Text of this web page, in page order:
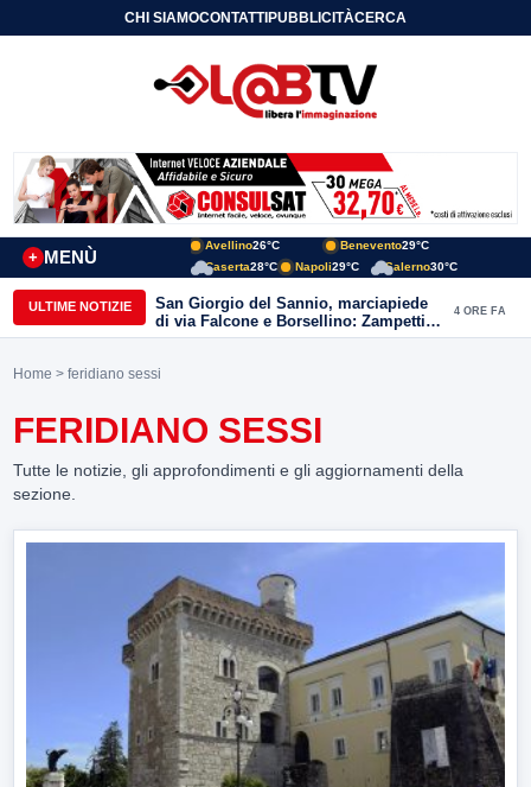
CHI SIAMOCONTATTIPUBBLICITÀCERCA
MENÙ
+
Avellino26°C Benevento29°C
Caserta28°C Napoli29°C Salerno30°C
ULTIME NOTIZIE
San Giorgio del Sannio, marciapiede
di via Falcone e Borsellino: Zampetti e
Lombardi replicano alle polemiche
4 ORE FA
Home > feridiano sessi
FERIDIANO SESSI
Tutte le notizie, gli approfondimenti e gli aggiornamenti della
sezione.